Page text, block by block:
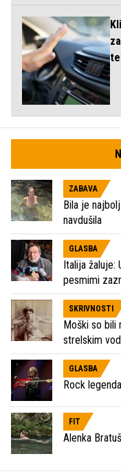
ZABAVA
Bila je
navdušila
GLASBA
Italija
pesmimi
SKRIVNOSTI
Moški so bili
strelskim
GLASBA
Rock
FIT
Alenka